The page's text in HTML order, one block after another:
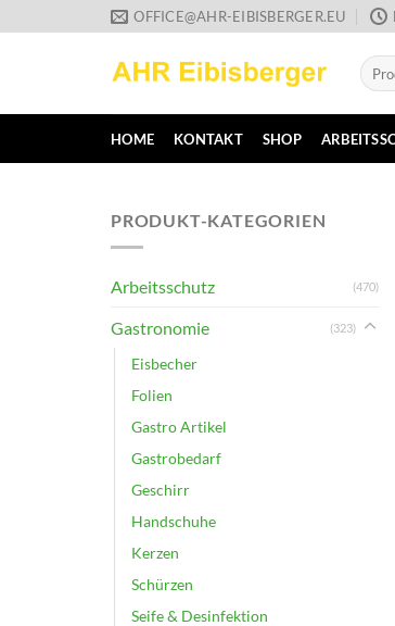
Inhalt
OFFICE@AHR-EIBISBERGER.EU
Suche
nach:
HOME KONTAKT SHOP
PRODUKT-KATEGORIEN
Arbeitsschutz (470)
Gastronomie (323)
Eisbecher
Folien
Gastro Artikel
Gastrobedarf
Geschirr
Handschuhe
Kerzen
Schürzen
Seife & Desinfektion